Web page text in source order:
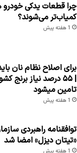
چرا قطعات یدکی خودرو
کمیاب‌تر می‌شوند؟
1 هفته پیش
برای اصلاح نظام نان
| ۵۵ درصد نیاز برنج
تامین میشود
1 هفته پیش
توافقنامه راهبردی
«تیتان دیزل» امضا شد